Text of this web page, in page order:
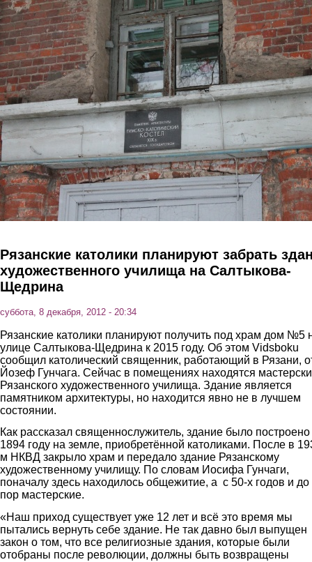
Перейти к основному содержанию
Рязанские католики планируют забрать
художественного училища на Салтыкова-
Щедрина
суббота, 8 декабря, 2012 - 20:34
Рязанские католики планируют получить под храм дом №5
улице Салтыкова-Щедрина к 2015 году. Об этом Vidsboku
сообщил католический священник, работающий в Рязани,
Йозеф Гунчага. Сейчас в помещениях находятся
Рязанского художественного училища. Здание является
памятником архитектуры, но находится явно не в лучшем
состоянии.
Как рассказал священнослужитель, здание было построено
1894 году на земле, приобретённой католиками. После в
м НКВД закрыло храм и передало здание Рязанскому
художественному училищу. По словам Иосифа Гунчаги,
поначалу здесь находилось общежитие, а с 50-х годов и до
пор мастерские.
«Наш приход существует уже 12 лет и всё это время мы
пытались вернуть себе здание. Не так давно был выпущен
закон о том, что все религиозные здания, которые были
отобраны после революции, должны быть возвращены